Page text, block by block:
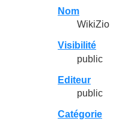
Nom
WikiZio
Visibilité
public
Editeur
public
Catégorie